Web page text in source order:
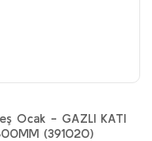
Ocak - GAZLI KATI
(391020)